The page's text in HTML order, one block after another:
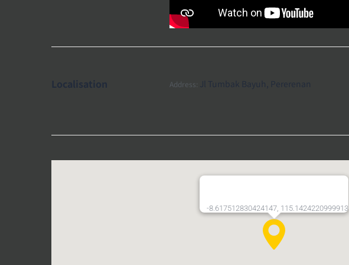
Localisation Address: Jl Tumbak Bayuh, Pererenan
-8.617512830424147, 115.1424220999913